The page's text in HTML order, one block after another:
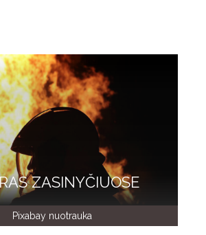
ZASINYČIUOSE
Pixabay nuotrauka